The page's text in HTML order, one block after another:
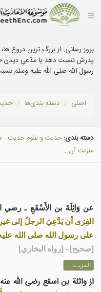
بروز رسانی: از بزرگ ترين دروغ
پدرش نسبت دهد يا مدّعیِ ديدن
رسول الله صلى الله عليه وسلم
اصلی دسته بندى‌ها
دسته بندی: حديث و علوم حدیث .
منزلت آن .
عن وَاثِلَةَ بن الأَسْقَعِ ـ رضي
الفِرَى أن يَدَّعِيَ الرجلُ إلى
على رسول الله صلى الله
[صحيح] - [رواه البخاري]
المزيــد ...
از واثلة بن اسقع رضی الله